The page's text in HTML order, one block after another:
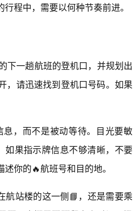
程中，需要以何种节奏前进。
下一趟航班的登机口，并规划出
，请迅速找到登机口号码。如果
，而不是被动等待。目光要敏
如果指示牌信息不够清晰，不要
你的🔥航班号和目的地。
航站楼的这一侧📘，还是需要乘